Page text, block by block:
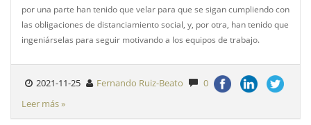
por una parte han tenido que velar para que se sigan cumpliendo con
las obligaciones de distanciamiento social, y, por otra, han tenido que
ingeniárselas para seguir motivando a los equipos de trabajo.
2021-11-25 Fernando Ruiz-Beato
0
Leer más »